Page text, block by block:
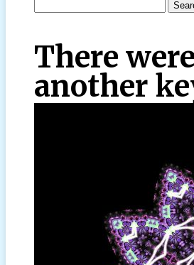
There
another